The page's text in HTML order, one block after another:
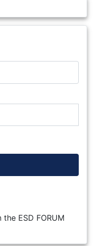
the ESD FORUM